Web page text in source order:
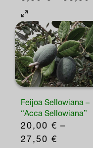
pagina
del
prodotto
Questo
prodotto
ha
più
varianti.
Le
opzioni
possono
essere
scelte
Feijoa Sellowiana –
“Acca Sellowiana”
20,00 € –
27,50 €